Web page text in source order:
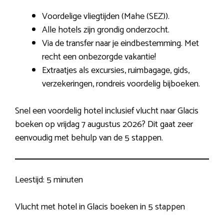
Voordelige vliegtijden (Mahe (SEZ)).
Alle hotels zijn grondig onderzocht.
Via de transfer naar je eindbestemming. Met
recht een onbezorgde vakantie!
Extraatjes als excursies, ruimbagage, gids,
verzekeringen, rondreis voordelig bijboeken.
Snel een voordelig hotel inclusief vlucht naar Glacis
boeken op vrijdag 7 augustus 2026? Dit gaat zeer
eenvoudig met behulp van de 5 stappen.
Leestijd: 5 minuten
Vlucht met hotel in Glacis boeken in 5 stappen